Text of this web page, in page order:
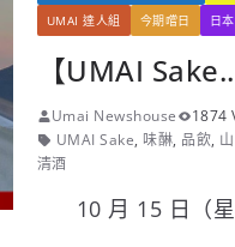
UMAI 達人組
今期嚐日 日
【UMAI
Umai Newshouse
1874
UMAI Sake, 味醂, 品飲,
清酒
10 月 15 日（星